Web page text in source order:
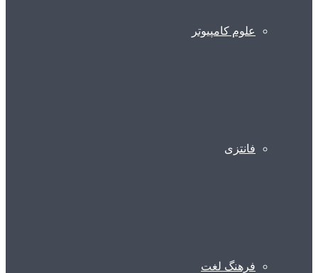
علوم کامپیوتر
فانتزی
فرهنگ لغت